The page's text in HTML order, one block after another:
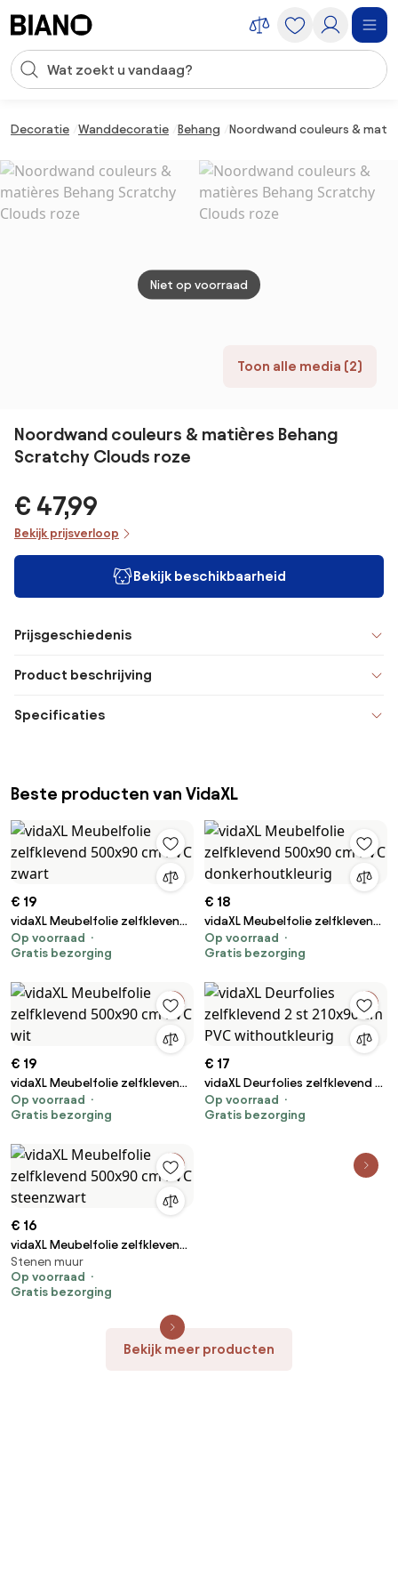
Zoekopdracht invoeren
Decoratie Wanddecoratie Behang Noordwand couleurs &
Toon alle media (2)
Niet op voorraad
Noordwand couleurs & matières Behang
Scratchy Clouds roze
€ 47,99
Bekijk prijsverloop
Bekijk beschikbaarheid
Prijsgeschiedenis
Product beschrijving
Specificaties
Beste producten van VidaXL
€ 19
vidaXL Meubelfolie zelfklevend
500x90 cm PVC zwart
Op voorraad
Gratis bezorging
€ 18
vidaXL Meubelfolie zelfklevend
500x90 cm PVC
donkerhoutkleurig
Op voorraad
Gratis bezorging
€ 19
vidaXL Meubelfolie zelfklevend
500x90 cm PVC wit
Op voorraad
Gratis bezorging
€ 17
vidaXL Deurfolies zelfklevend 2
st 210x90 cm PVC
withoutkleurig
Op voorraad
Gratis bezorging
€ 16
vidaXL Meubelfolie zelfklevend
500x90 cm PVC steenzwart
Stenen muur
Op voorraad
Gratis bezorging
Bekijk meer producten